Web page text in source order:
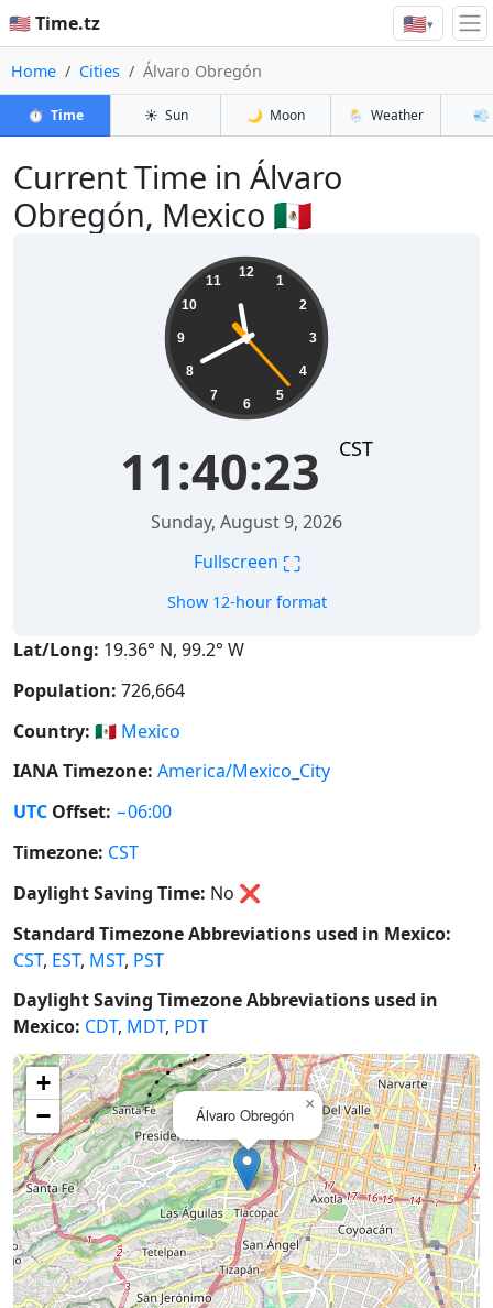
🇺🇸 Time.tz 🇺🇸▾
Home Cities Álvaro Obregón
⏱️ Time ☀️ Sun 🌙 Moon 🌦️ Weather 💨
Current Time in Álvaro
Obregón, Mexico 🇲🇽
12
1
2
3
4
5
6
7
8
9
10
11
11:40:23 CST
Sunday, August 9, 2026
Fullscreen ⛶
Show 12-hour format
Lat/Long: 19.36° N, 99.2° W
Population: 726,664
Country: 🇲🇽 Mexico
IANA Timezone: America/Mexico_City
UTC Offset: −06:00
Timezone: CST
Daylight Saving Time: No ❌
Standard Timezone Abbreviations used in Mexico:
CST, EST, MST, PST
Daylight Saving Timezone Abbreviations used in
Mexico: CDT, MDT, PDT
Álvaro Obregón
×
+
−